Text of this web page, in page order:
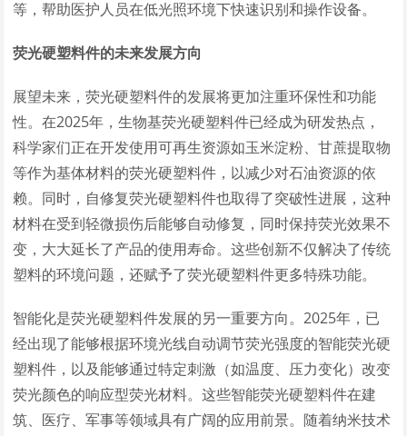
等，帮助医护人员在低光照环境下快速识别和操作设备。
荧光硬塑料件的未来发展方向
展望未来，荧光硬塑料件的发展将更加注重环保性和功能
性。在2025年，生物基荧光硬塑料件已经成为研发热点，
科学家们正在开发使用可再生资源如玉米淀粉、甘蔗提取物
等作为基体材料的荧光硬塑料件，以减少对石油资源的依
赖。同时，自修复荧光硬塑料件也取得了突破性进展，这种
材料在受到轻微损伤后能够自动修复，同时保持荧光效果不
变，大大延长了产品的使用寿命。这些创新不仅解决了传统
塑料的环境问题，还赋予了荧光硬塑料件更多特殊功能。
智能化是荧光硬塑料件发展的另一重要方向。2025年，已
经出现了能够根据环境光线自动调节荧光强度的智能荧光硬
塑料件，以及能够通过特定刺激（如温度、压力变化）改变
荧光颜色的响应型荧光材料。这些智能荧光硬塑料件在建
筑、医疗、军事等领域具有广阔的应用前景。随着纳米技术